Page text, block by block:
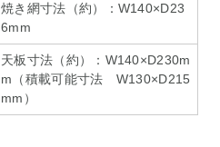
焼き網寸法（約）：W140×D23
6mm
天板寸法（約）：W140×D230m
m（積載可能寸法 W130×D215
mm）